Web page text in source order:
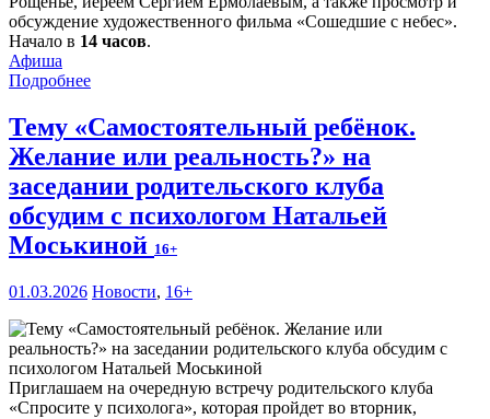
обсуждение художественного фильма «Сошедшие с небес».
Начало в 14 часов.
Афиша
Подробнее
Тему «Самостоятельный ребёнок.
Желание или реальность?» на
заседании родительского клуба
обсудим с психологом Натальей
Моськиной 16+
01.03.2026 Новости, 16+
Приглашаем на очередную встречу родительского клуба
«Спросите у психолога», которая пройдет во вторник,